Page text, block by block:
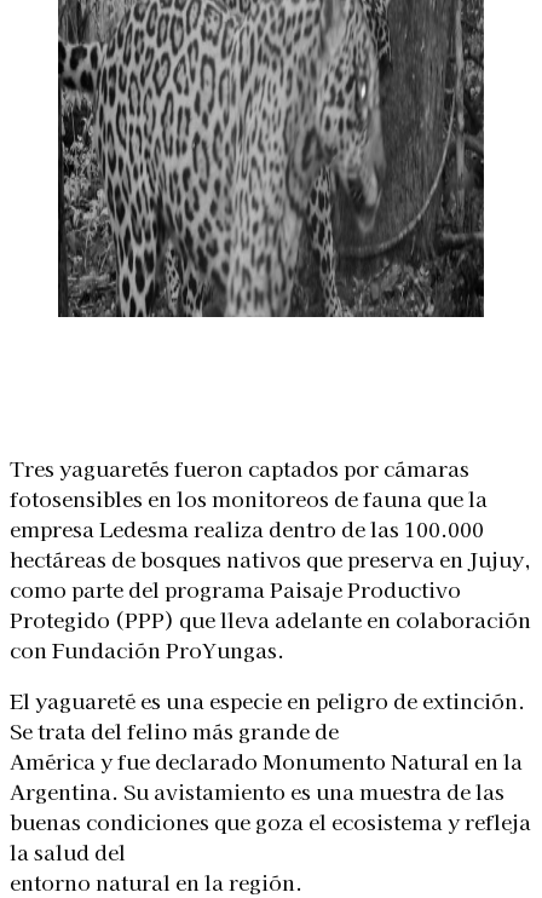
M2E51L33-33R430B302
Tres yaguaretés fueron captados por cámaras
fotosensibles en los monitoreos de fauna que la
empresa Ledesma realiza dentro de las 100.000
hectáreas de bosques nativos que preserva en Jujuy,
como parte del programa Paisaje Productivo
Protegido (PPP) que lleva adelante en colaboración
con Fundación ProYungas.
El yaguareté es una especie en peligro de extinción.
Se trata del felino más grande de
América y fue declarado Monumento Natural en la
Argentina. Su avistamiento es una muestra de las
buenas condiciones que goza el ecosistema y refleja
la salud del
entorno natural en la región.